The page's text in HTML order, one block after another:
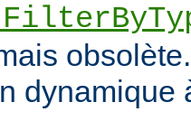
dynamique